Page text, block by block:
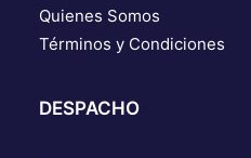
Quienes Somos
Términos y Condiciones
DESPACHO